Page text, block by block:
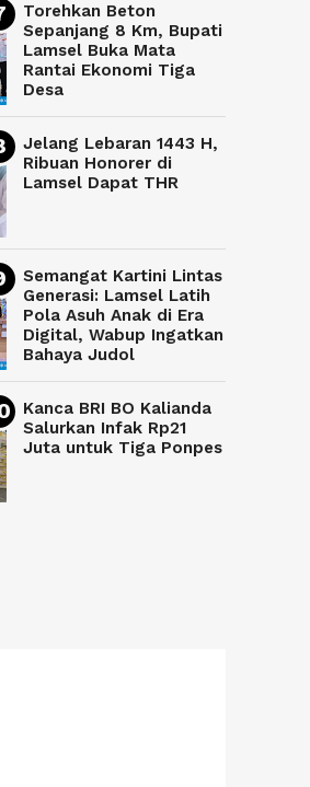
Torehkan Beton
Sepanjang 8 Km, Bupati
Lamsel Buka Mata
Rantai Ekonomi Tiga
Desa
Jelang Lebaran 1443 H,
Ribuan Honorer di
Lamsel Dapat THR
Semangat Kartini Lintas
Generasi: Lamsel Latih
Pola Asuh Anak di Era
Digital, Wabup Ingatkan
Bahaya Judol
Kanca BRI BO Kalianda
Salurkan Infak Rp21
Juta untuk Tiga Ponpes